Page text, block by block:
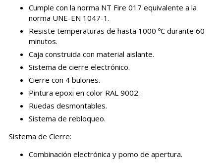
Cumple con la norma NT Fire 017 equivalente a la
norma UNE-EN 1047-1.
Resiste temperaturas de hasta 1000 ºC durante 60
minutos.
Caja construida con material aislante.
Sistema de cierre electrónico.
Cierre con 4 bulones.
Pintura epoxi en color RAL 9002.
Ruedas desmontables.
Sistema de rebloqueo.
Sistema de Cierre:
Combinación electrónica y pomo de apertura.